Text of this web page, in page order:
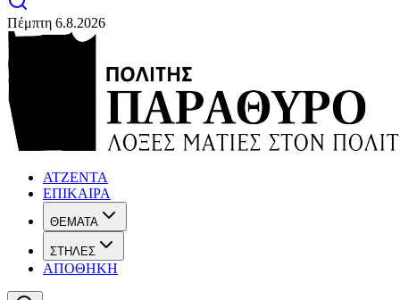
Πέμπτη 6.8.2026
ΑΤΖΕΝΤΑ
ΕΠΙΚΑΙΡΑ
ΘΕΜΑΤΑ
ΣΤΗΛΕΣ
ΑΠΟΘΗΚΗ